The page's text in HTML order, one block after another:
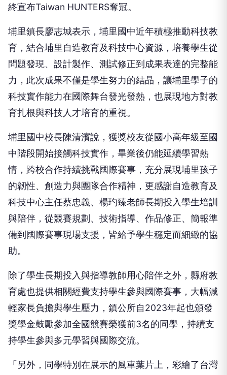
終宣布Taiwan HUNTERS奪冠。
埔里鎮長廖志城表示，埔里國中近年積極推動科技教
育，結合埔里自造教育及科技中心資源，培養學生從
問題發現、設計製作、測試修正到成果表達的完整能
力，此次成果不僅是學生努力的結晶，讓埔里學子的
科技實作能力在國際舞台發光發熱，也展現地方對教
育扎根與科技人才培育的重視。
埔里國中校長陳清濱說，獲獎校友從國小高年級至國
中階段開始接觸科技實作，畢業後仍能延續學習熱
情，跨校合作持續挑戰國際賽事，充分展現埔里孩子
的韌性、創造力與團隊合作精神，更感謝自造教育及
科技中心主任蔡忠義、楊玓臻老師長期投入學生培訓
與陪伴，從競賽規劃、技術指導、作品修正、簡報準
備到國際賽事現場支援，皆給予學生穩定而細緻的協
助。
除了學生長期投入與指導教師用心陪伴之外，縣府教
育處也提供相關經費支持學生參與國際賽事，大幅減
輕家長負擔與學生壓力，鎮公所自2023年起也頒發
獎學金鼓勵參加全國競賽榮獲前3名的同學，持續支
持學生參與多元學習與國際交流。
「另外，同學特別在展示的風車葉片上，彩繪了台灣